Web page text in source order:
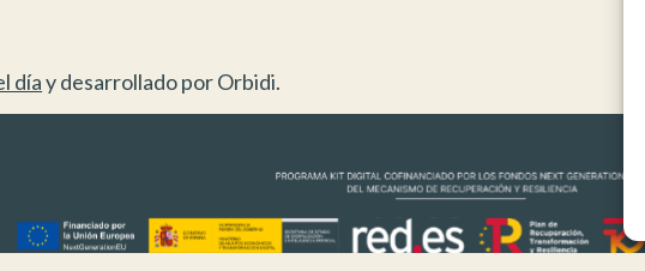
díay desarrollado por Orbidi.